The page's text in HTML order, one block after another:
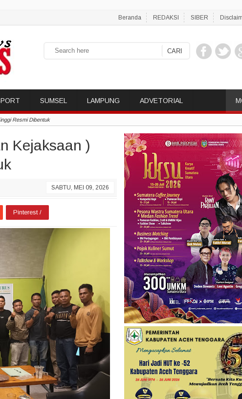
Beranda REDAKSI SIBER
SUMSEL LAMPUNG ADVETORIAL
Resmi Dibentuk
Kejaksaan )
SABTU, MEI 09, 2026
Pinterest /